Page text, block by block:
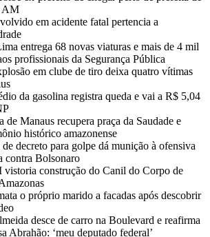
AM
em acidente fatal pertencia a
entrega 68 novas viaturas e mais de 4 mil
profissionais da Segurança Pública
em clube de tiro deixa quatro vítimas
da gasolina registra queda e vai a R$ 5,04
de Manaus recupera praça da Saudade e
histórico amazonense
de decreto para golpe dá munição à ofensiva
contra Bolsonaro
vistoria construção do Canil do Corpo de
o próprio marido a facadas após descobrir
desce de carro na Boulevard e reafirma
Abrahão: ‘meu deputado federal’